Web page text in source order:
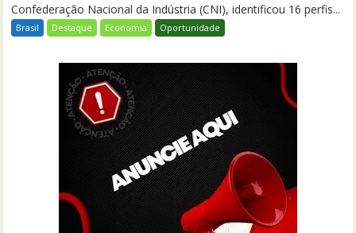
Confederação Nacional da Indústria (CNI), identificou 16 perfis...
Brasil Destaque Economia Oportunidade